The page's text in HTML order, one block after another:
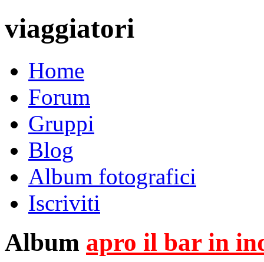
viaggiatori
Home
Forum
Gruppi
Blog
Album fotografici
Iscriviti
Album apro il bar in